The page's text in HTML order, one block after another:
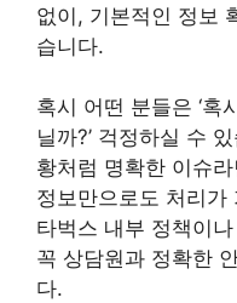
없이, 기본적인 정보
습니다.
혹시 어떤 분들은 ‘혹
닐까?’ 걱정하실 수
황처럼 명확한 이슈
정보만으로도 처리가
타벅스 내부 정책이
꼭 상담원과 정확한
다.